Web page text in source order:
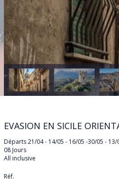
EGYPTE
ESPAGNE
ÉTATS-
FRANCE
GRECE
ILE
EVASION EN SICILE
Départs 21/04 - 14/05 - 16/05 -30/05 -
08 Jours
All inclusive
Réf.